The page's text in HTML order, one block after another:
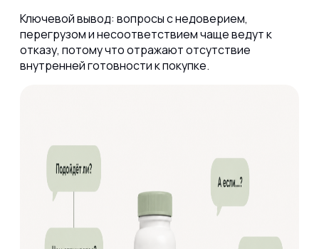
Ключевой вывод: вопросы с недоверием,
перегрузом и несоответствием чаще ведут к
отказу, потому что отражают отсутствие
внутренней готовности к покупке.